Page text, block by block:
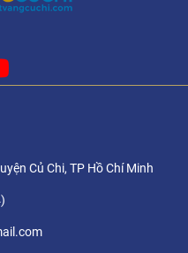
Củ Chi, TP Hồ Chí Minh